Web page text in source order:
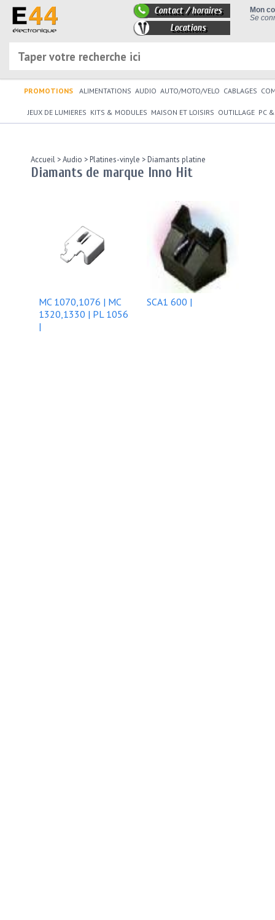
Mon
Se
Contact / horaires
Locations
PROMOTIONS ALIMENTATIONS AUDIO AUTO/MOTO/VELO CABLAGES
JEUX DE LUMIERES KITS & MODULES MAISON ET LOISIRS OUTILLAGE PC
Accueil >Audio >Platines-vinyle >Diamants platine
Diamants de marque Inno Hit
MC 1070,1076 | MC
1320,1330 | PL 1056
|
SCA1 600 |